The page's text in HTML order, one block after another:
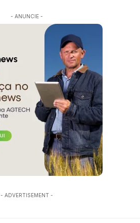
- ANUNCIE -
- ADVERTISEMENT -